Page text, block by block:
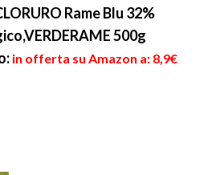
Rame Blu 32%
500g
in offerta su Amazon a: 8,9€